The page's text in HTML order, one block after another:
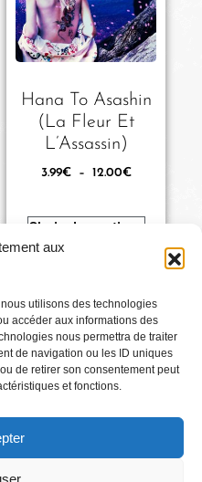
aux
utilisons des technologies
accéder aux informations des
nous permettra de traiter
de navigation ou les ID uniques
de retirer son consentement peut
et fonctions.
Hana To Asashin
(La Fleur Et
L’Assassin)
3.99€ – 12.00€
Choix des options
Conditions générales
?